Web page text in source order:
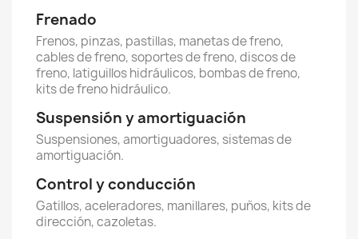
Frenado
Frenos, pinzas, pastillas, manetas de freno,
cables de freno, soportes de freno, discos de
freno, latiguillos hidráulicos, bombas de freno,
kits de freno hidráulico.
Suspensión y amortiguación
Suspensiones, amortiguadores, sistemas de
amortiguación.
Control y conducción
Gatillos, aceleradores, manillares, puños, kits de
dirección, cazoletas.